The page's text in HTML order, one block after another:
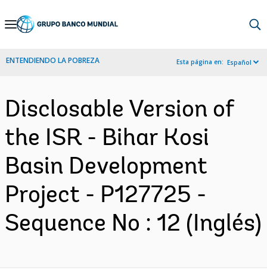
Skip
Navigation
ENTENDIENDO LA POBREZA Esta página en: Español
Disclosable Version of
the ISR - Bihar Kosi
Basin Development
Project - P127725 -
Sequence No : 12 (Inglés)